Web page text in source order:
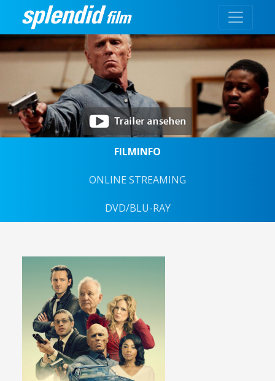
FILMINFO
ONLINE STREAMING
DVD/BLU-RAY